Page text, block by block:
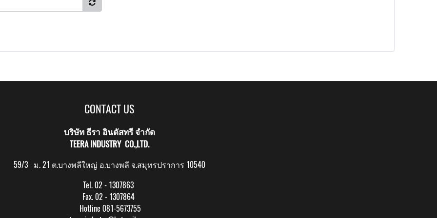
CONTACT US
บริษัท ธีรา อินดัสทรี จำกัด
TEERA INDUSTRY CO.,LTD.
59/3 ม. 21 ต.บางพลีใหญ่ อ.บางพลี จ.สมุทรปราการ 10540
Tel. 02 - 1307863
Fax. 02 - 1307864
Hotline 081-5673755